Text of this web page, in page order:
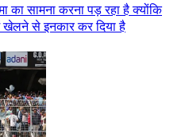
का सामना करना पड़ रहा है क्योंकि
खेलने से इनकार कर दिया है